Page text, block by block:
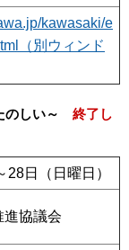
kawasaki/e
（別ウィンド
のしい～ 終了し
日（日曜日）
進協議会